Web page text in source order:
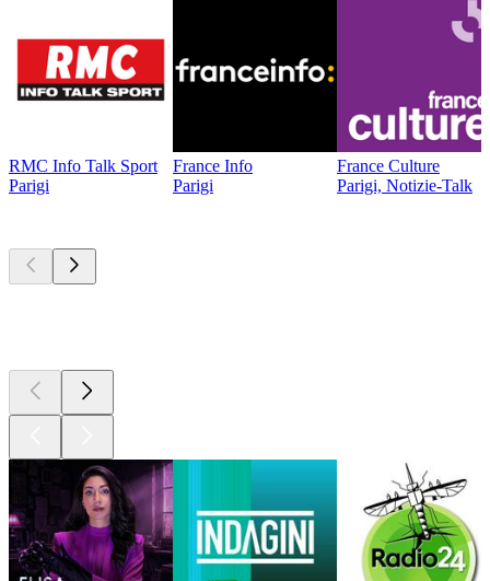
RMC Info Talk Sport
Parigi
France Info
Parigi
France Culture
Parigi, Notizie-Talk